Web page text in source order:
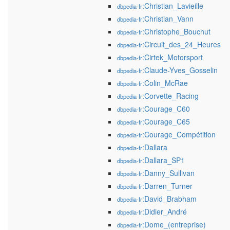
dbpedia-fr:Christian_Lavieille
dbpedia-fr:Christian_Vann
dbpedia-fr:Christophe_Bouchut
dbpedia-fr:Circuit_des_24_Heures
dbpedia-fr:Cirtek_Motorsport
dbpedia-fr:Claude-Yves_Gosselin
dbpedia-fr:Colin_McRae
dbpedia-fr:Corvette_Racing
dbpedia-fr:Courage_C60
dbpedia-fr:Courage_C65
dbpedia-fr:Courage_Compétition
dbpedia-fr:Dallara
dbpedia-fr:Dallara_SP1
dbpedia-fr:Danny_Sullivan
dbpedia-fr:Darren_Turner
dbpedia-fr:David_Brabham
dbpedia-fr:Didier_André
dbpedia-fr:Dome_(entreprise)